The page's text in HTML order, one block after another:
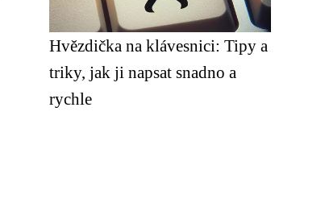
Hvězdička na klávesnici: Tipy a
triky, jak ji napsat snadno a
rychle